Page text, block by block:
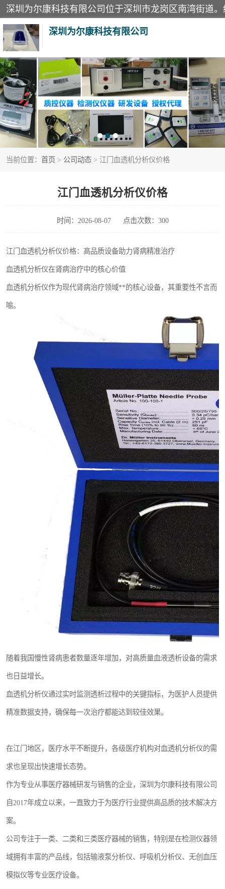
深圳为尔康科技有限公司
当前位置： 首页 > 公司动态 > 江门血透机分析仪价格
江门血透机分析仪价格
时间：2026-08-07 点击次数：300
江门血透机分析仪价格：高品质设备助力肾病精准治疗
血透机分析仪在肾病治疗中的核心价值
血透机分析仪作为现代肾病治疗领域**的核心设备，其重要性不言而
喻。
随着我国慢性肾病患者数量逐年增加，对高质量血液透析设备的需求
也日益增长。
血透机分析仪通过实时监测透析过程中的关键指标，为医护人员提供
精准数据支持，确保每一次治疗都能达到较佳效果。
在江门地区，医疗水平不断提升，各级医疗机构对血透机分析仪的需
求也呈现出快速增长态势。
作为专业从事医疗器械研发与销售的企业，深圳为尔康科技有限公司
自2017年成立以来，一直致力于为医疗行业提供高品质的技术解决方
案。
公司专注于一类、二类和三类医疗器械的销售，特别是在检测仪器领
域拥有丰富的产品线，包括输液泵分析仪、呼吸机分析仪、无创血压
模拟仪等专业医疗设备。
教学模型
模拟器
测试卡
X射线检测仪